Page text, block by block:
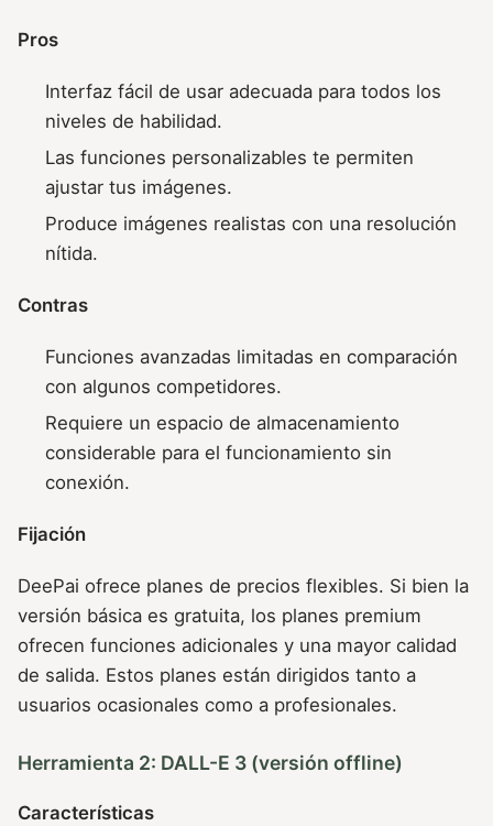
Pros
Interfaz fácil de usar adecuada para todos los
niveles de habilidad.
Las funciones personalizables te permiten
ajustar tus imágenes.
Produce imágenes realistas con una resolución
nítida.
Contras
Funciones avanzadas limitadas en comparación
con algunos competidores.
Requiere un espacio de almacenamiento
considerable para el funcionamiento sin
conexión.
Fijación
DeePai ofrece planes de precios flexibles. Si bien la
versión básica es gratuita, los planes premium
ofrecen funciones adicionales y una mayor calidad
de salida. Estos planes están dirigidos tanto a
usuarios ocasionales como a profesionales.
Herramienta 2: DALL-E 3 (versión offline)
Características